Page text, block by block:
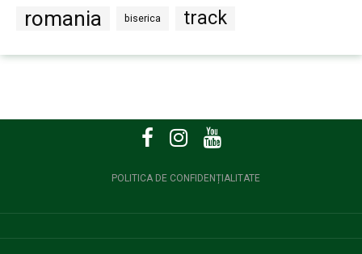
romania biserica track
POLITICA DE CONFIDENȚIALITATE